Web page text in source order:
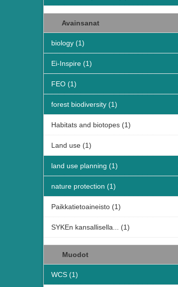
Avainsanat
biology (1)
Ei-Inspire (1)
FEO (1)
forest biodiversity (1)
Habitats and biotopes (1)
Land use (1)
land use planning (1)
nature protection (1)
Paikkatietoaineisto (1)
SYKEn kansallisella... (1)
Muodot
WCS (1)